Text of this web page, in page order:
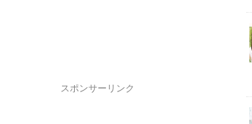
スポンサーリンク